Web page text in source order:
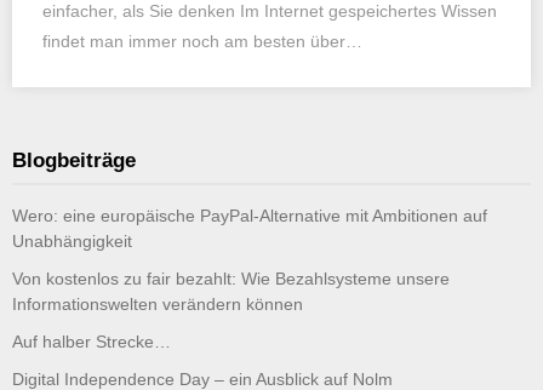
einfacher, als Sie denken Im Internet gespeichertes Wissen
findet man immer noch am besten über…
Blogbeiträge
Wero: eine europäische PayPal-Alternative mit Ambitionen auf
Unabhängigkeit
Von kostenlos zu fair bezahlt: Wie Bezahlsysteme unsere
Informationswelten verändern können
Auf halber Strecke…
Digital Independence Day – ein Ausblick auf Nolm